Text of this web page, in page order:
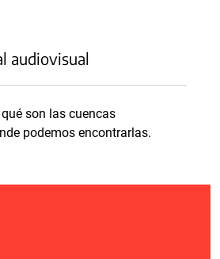
audiovisual
son las cuencas
podemos encontrarlas.